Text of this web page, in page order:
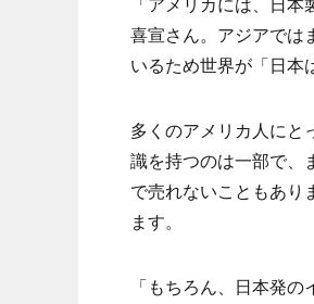
喜宣さん。アジアでは
いるため世界が「日本
多くのアメリカ人にと
識を持つのは一部で、
で売れないこともあり
ます。
「もちろん、日本発